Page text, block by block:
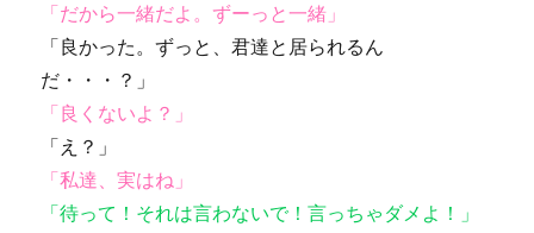
「だから一緒だよ。ずーっと一緒」
「良かった。ずっと、君達と居られるん
だ・・・？」
「良くないよ？」
「え？」
「私達、実はね」
「待って！それは言わないで！言っちゃダメよ！」